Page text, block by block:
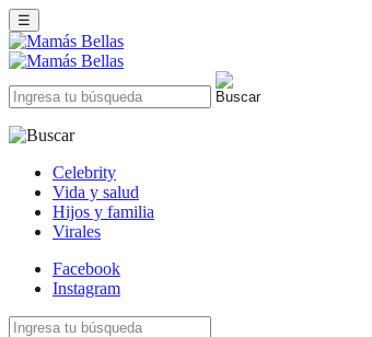
☰
Celebrity
Vida y salud
Hijos y familia
Virales
Facebook
Instagram